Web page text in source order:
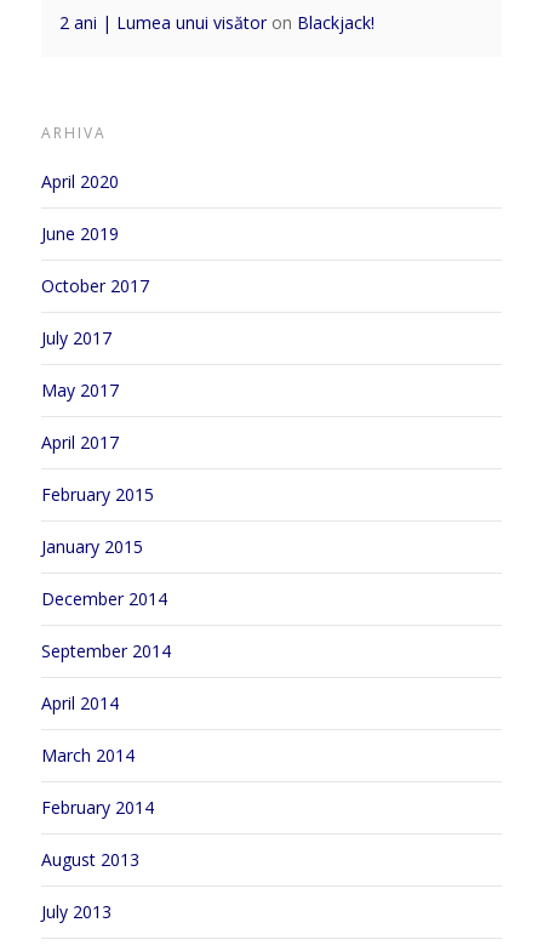
2 ani | Lumea unui visătoron Blackjack!
ARHIVA
April 2020
June 2019
October 2017
July 2017
May 2017
April 2017
February 2015
January 2015
December 2014
September 2014
April 2014
March 2014
February 2014
August 2013
July 2013